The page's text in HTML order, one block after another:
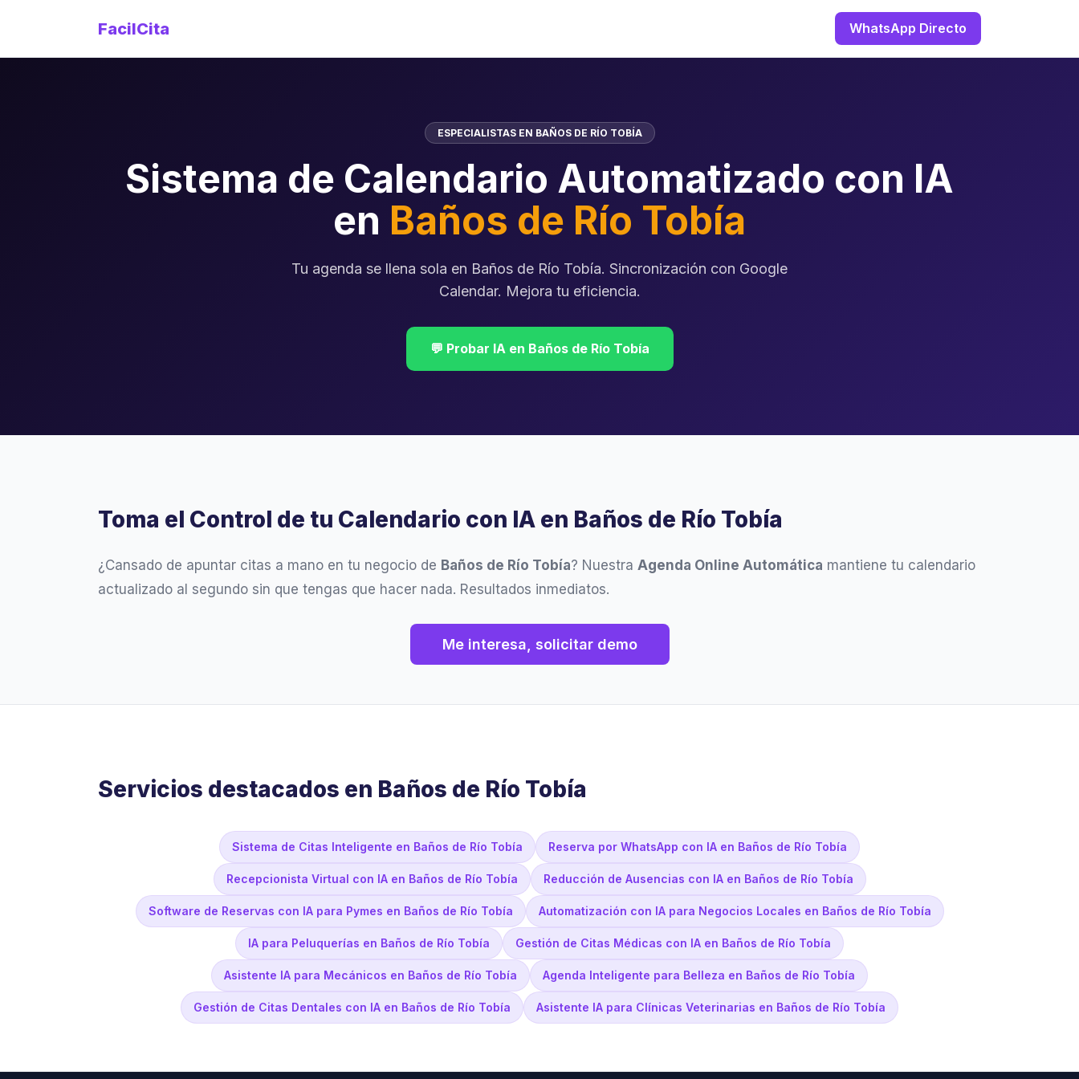
FacilCita WhatsApp Directo
ESPECIALISTAS EN BAÑOS DE RÍO TOBÍA
Sistema de Calendario Automatizado con IA
en Baños de Río Tobía
Tu agenda se llena sola en Baños de Río Tobía. Sincronización con Google
Calendar. Mejora tu eficiencia.
💬 Probar IA en Baños de Río Tobía
Toma el Control de tu Calendario con IA en Baños de Río Tobía
¿Cansado de apuntar citas a mano en tu negocio de Baños de Río Tobía? Nuestra Agenda Online Automática mantiene tu calendario
actualizado al segundo sin que tengas que hacer nada. Resultados inmediatos.
Me interesa, solicitar demo
Servicios destacados en Baños de Río Tobía
Sistema de Citas Inteligente en Baños de Río Tobía Reserva por WhatsApp con IA en Baños de Río Tobía
Recepcionista Virtual con IA en Baños de Río Tobía Reducción de Ausencias con IA en Baños de Río Tobía
Software de Reservas con IA para Pymes en Baños de Río Tobía Automatización con IA para Negocios Locales en Baños de Río Tobía
IA para Peluquerías en Baños de Río Tobía Gestión de Citas Médicas con IA en Baños de Río Tobía
Asistente IA para Mecánicos en Baños de Río Tobía Agenda Inteligente para Belleza en Baños de Río Tobía
Gestión de Citas Dentales con IA en Baños de Río Tobía Asistente IA para Clínicas Veterinarias en Baños de Río Tobía